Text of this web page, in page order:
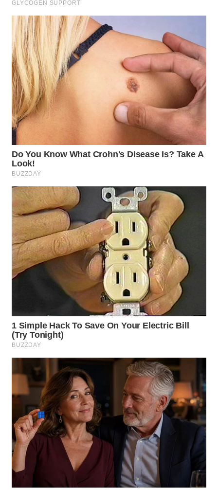
Wahana
Media
Group
WAHANA
NEWS
WAHANA
TANI
WAHANA
INFRASTRUKTUR
WAHANA
KONSUMEN
WAHANA
LISTRIK
WAHANA
WAHANANEWS
ID
WAHANANEWS
CO ID
WAHANANEWS
NET
WAHANA
SPORT